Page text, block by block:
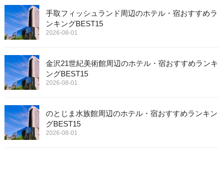
手取フィッシュランド周辺のホテル・宿おすすめラ
ンキングBEST15
2026-08-01
金沢21世紀美術館周辺のホテル・宿おすすめランキ
ングBEST15
2026-08-01
のとじま水族館周辺のホテル・宿おすすめランキン
グBEST15
2026-08-01